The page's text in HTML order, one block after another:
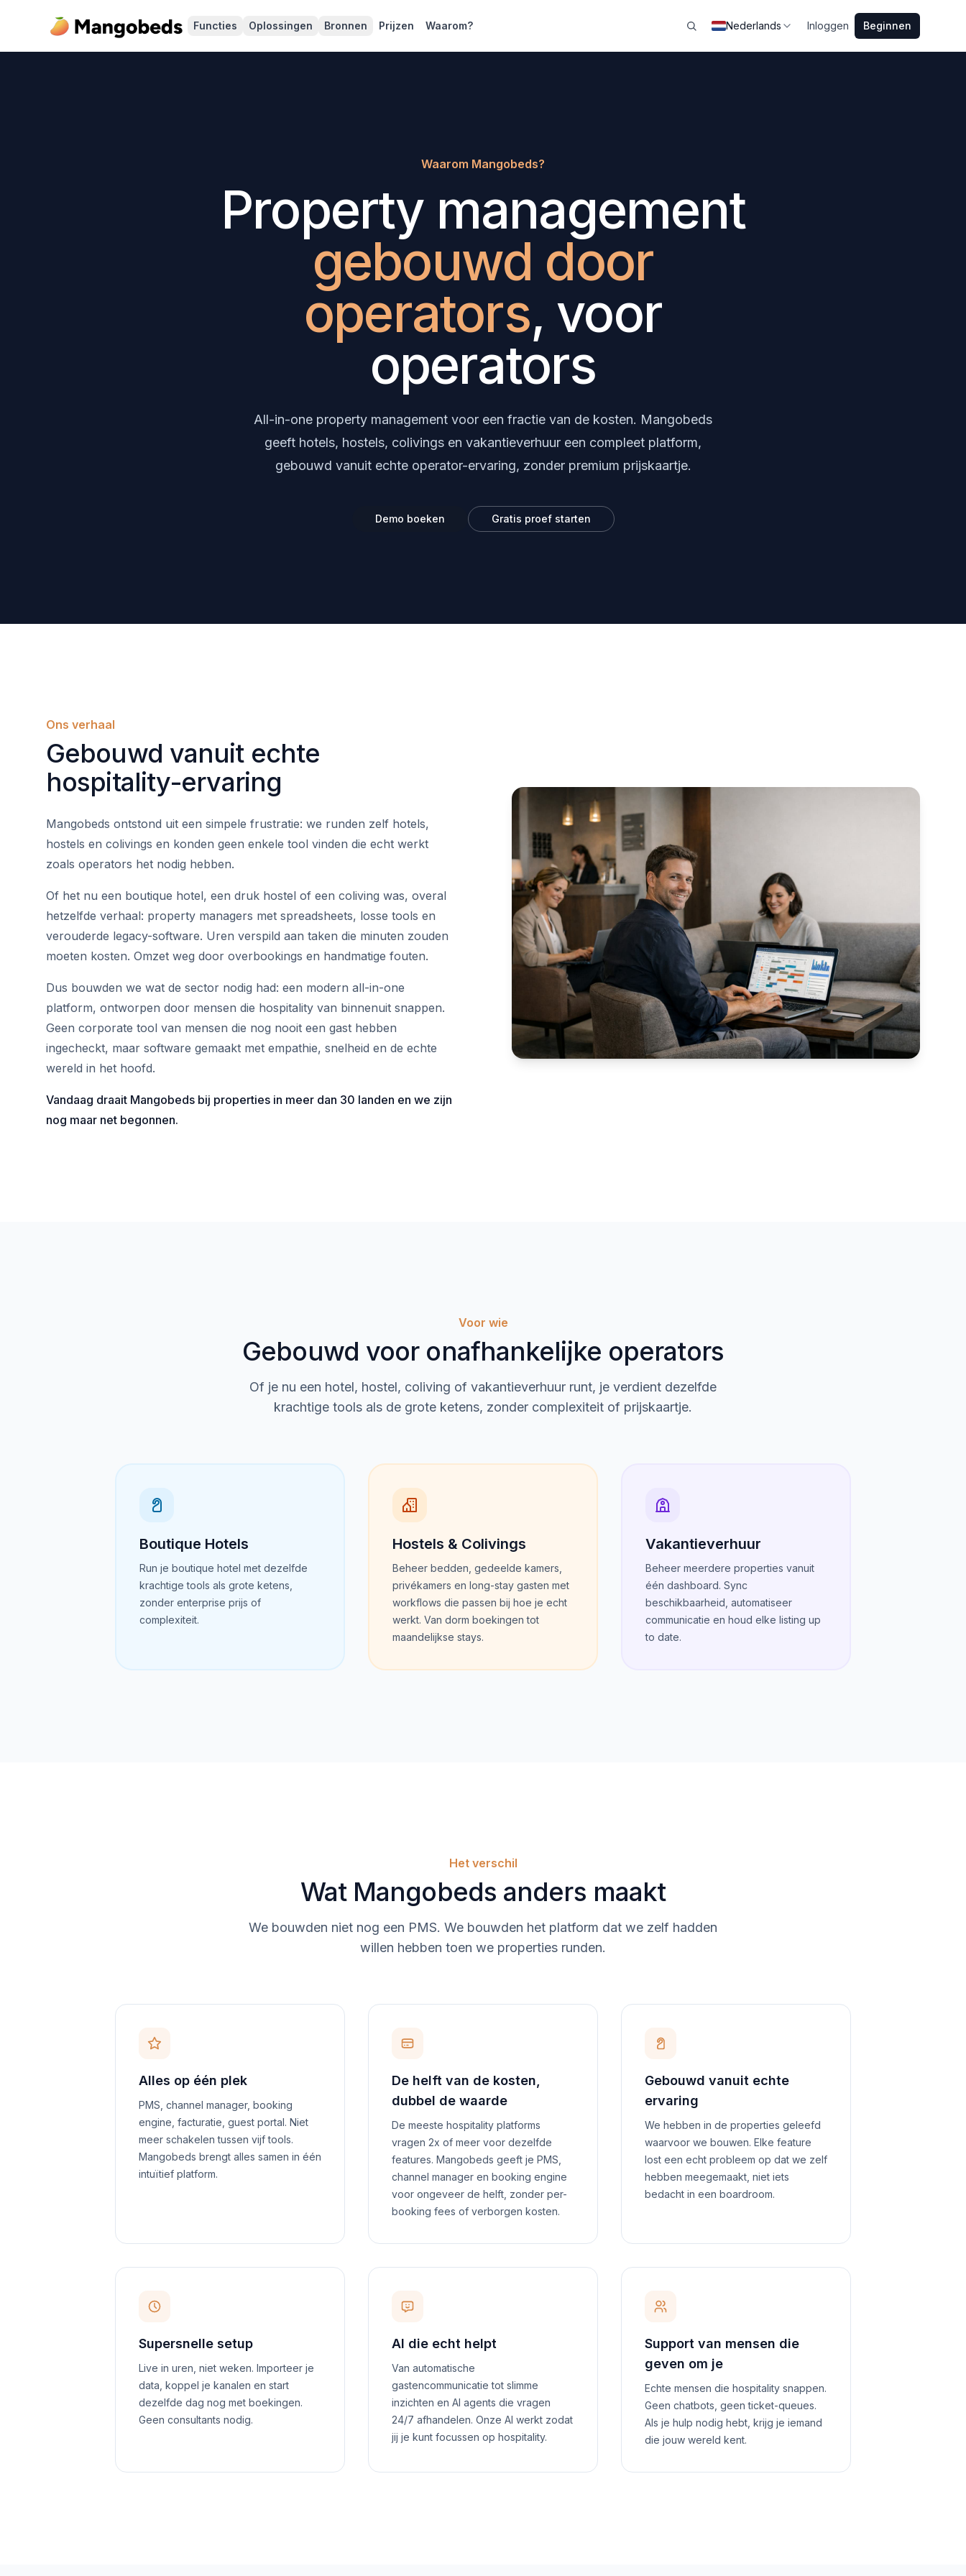
Functies Oplossingen Bronnen Prijzen Waarom? Nederlands Inloggen Beginnen
Waarom Mangobeds?
Property management
gebouwd door
operators, voor
operators
All-in-one property management voor een fractie van de kosten. Mangobeds
geeft hotels, hostels, colivings en vakantieverhuur een compleet platform,
gebouwd vanuit echte operator-ervaring, zonder premium prijskaartje.
Demo boeken Gratis proef starten
Ons verhaal
Gebouwd vanuit echte
hospitality-ervaring
Mangobeds ontstond uit een simpele frustratie: we runden zelf hotels,
hostels en colivings en konden geen enkele tool vinden die echt werkt
zoals operators het nodig hebben.
Of het nu een boutique hotel, een druk hostel of een coliving was, overal
hetzelfde verhaal: property managers met spreadsheets, losse tools en
verouderde legacy-software. Uren verspild aan taken die minuten zouden
moeten kosten. Omzet weg door overbookings en handmatige fouten.
Dus bouwden we wat de sector nodig had: een modern all-in-one
platform, ontworpen door mensen die hospitality van binnenuit snappen.
Geen corporate tool van mensen die nog nooit een gast hebben
ingecheckt, maar software gemaakt met empathie, snelheid en de echte
wereld in het hoofd.
Vandaag draait Mangobeds bij properties in meer dan 30 landen en we zijn
nog maar net begonnen.
Voor wie
Gebouwd voor onafhankelijke operators
Of je nu een hotel, hostel, coliving of vakantieverhuur runt, je verdient dezelfde
krachtige tools als de grote ketens, zonder complexiteit of prijskaartje.
Boutique Hotels
Run je boutique hotel met dezelfde
krachtige tools als grote ketens,
zonder enterprise prijs of
complexiteit.
Hostels & Colivings
Beheer bedden, gedeelde kamers,
privékamers en long-stay gasten met
workflows die passen bij hoe je echt
werkt. Van dorm boekingen tot
maandelijkse stays.
Vakantieverhuur
Beheer meerdere properties vanuit
één dashboard. Sync
beschikbaarheid, automatiseer
communicatie en houd elke listing up
to date.
Het verschil
Wat Mangobeds anders maakt
We bouwden niet nog een PMS. We bouwden het platform dat we zelf hadden
willen hebben toen we properties runden.
Alles op één plek
PMS, channel manager, booking
engine, facturatie, guest portal. Niet
meer schakelen tussen vijf tools.
Mangobeds brengt alles samen in één
intuïtief platform.
De helft van de kosten,
dubbel de waarde
De meeste hospitality platforms
vragen 2x of meer voor dezelfde
features. Mangobeds geeft je PMS,
channel manager en booking engine
voor ongeveer de helft, zonder per-
booking fees of verborgen kosten.
Gebouwd vanuit echte
ervaring
We hebben in de properties geleefd
waarvoor we bouwen. Elke feature
lost een echt probleem op dat we zelf
hebben meegemaakt, niet iets
bedacht in een boardroom.
Supersnelle setup
Live in uren, niet weken. Importeer je
data, koppel je kanalen en start
dezelfde dag nog met boekingen.
Geen consultants nodig.
AI die echt helpt
Van automatische
gastencommunicatie tot slimme
inzichten en AI agents die vragen
24/7 afhandelen. Onze AI werkt zodat
jij je kunt focussen op hospitality.
Support van mensen die
geven om je
Echte mensen die hospitality snappen.
Geen chatbots, geen ticket-queues.
Als je hulp nodig hebt, krijg je iemand
die jouw wereld kent.